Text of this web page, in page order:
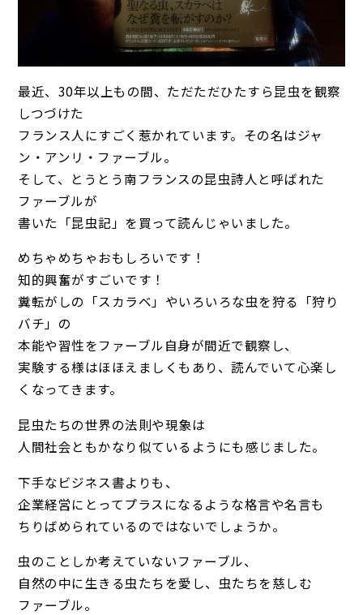
最近、30年以上もの間、ただただひたすら昆虫を観察
しつづけた
フランス人にすごく惹かれています。その名はジャ
ン・アンリ・ファーブル。
そして、とうとう南フランスの昆虫詩人と呼ばれた
ファーブルが
書いた「昆虫記」を買って読んじゃいました。
めちゃめちゃおもしろいです！
知的興奮がすごいです！
糞転がしの「スカラベ」やいろいろな虫を狩る「狩り
バチ」の
本能や習性をファーブル自身が間近で観察し、
実験する様はほほえましくもあり、読んでいて心楽し
くなってきます。
昆虫たちの世界の法則や現象は
人間社会ともかなり似ているようにも感じました。
下手なビジネス書よりも、
企業経営にとってプラスになるような格言や名言も
ちりばめられているのではないでしょうか。
虫のことしか考えていないファーブル、
自然の中に生きる虫たちを愛し、虫たちを慈しむ
ファーブル。